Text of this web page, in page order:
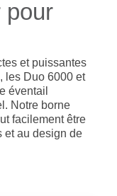
Tips & tricks
- Avantages de la combinaison du personnel et du libre-service
pour
et puissantes
les Duo 6000 et
éventail
Notre borne
facilement être
et au design de